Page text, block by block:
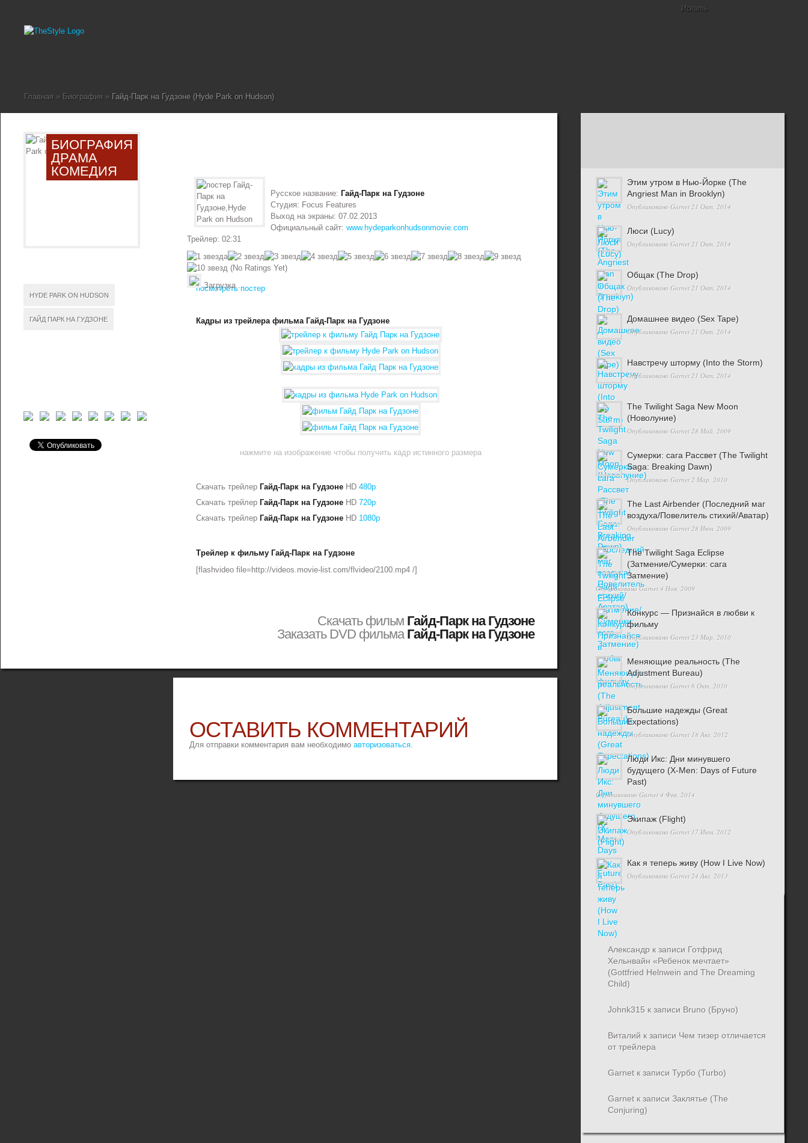
Главная » Биография » Гайд-Парк на Гудзоне (Hyde Park on Hudson)
Этим утром в Нью-Йорке (The
Angriest Man in Brooklyn)
Опубликовано Garnet21 Окт, 2014
Люси (Lucy)
Опубликовано Garnet21 Окт, 2014
Общак (The Drop)
Опубликовано Garnet21 Окт, 2014
Домашнее видео (Sex Tape)
Опубликовано Garnet21 Окт, 2014
Навстречу шторму (Into the Storm)
Опубликовано Garnet21 Окт, 2014
The Twilight Saga New Moon
(Новолуние)
Опубликовано Garnet28 Май, 2009
Сумерки: cага Рассвет (The Twilight
Saga: Breaking Dawn)
Опубликовано Garnet2 Мар, 2010
The Last Airbender (Последний маг
воздуха/Повелитель стихий/Аватар)
Опубликовано Garnet28 Июн, 2009
The Twilight Saga Eclipse
(Затмение/Сумерки: сага
Затмение)
ОпубликованоGarnet4 Ноя, 2009
Конкурс — Признайся в любви к
фильму
Опубликовано Garnet23 Мар, 2010
Меняющие реальность (The
Adjustment Bureau)
Опубликовано Garnet6 Окт, 2010
Большие надежды (Great
Expectations)
Опубликовано Garnet18 Авг, 2012
Люди Икс: Дни минувшего
будущего (X-Men: Days of Future
Past)
Опубликовано Garnet4 Фев, 2014
Экипаж (Flight)
Опубликовано Garnet17 Июн, 2012
Как я теперь живу (How I Live Now)
Опубликовано Garnet24 Авг, 2013
Александр к записи Готфрид
Хельнвайн «Ребенок мечтает»
(Gottfried Helnwein and The Dreaming
Child)
Johnk315 к записи Bruno (Бруно)
Виталий к записи Чем тизер отличается
от трейлера
Garnet к записиТурбо (Turbo)
Garnet к записиЗаклятье (The
Conjuring)
БИОГРАФИЯ
ДРАМА
КОМЕДИЯ
HYDE PARK ON HUDSON
ГАЙД ПАРК НА ГУДЗОНЕ
Русское название: Гайд-Парк на Гудзоне
Студия: Focus Features
Выход на экраны: 07.02.2013
Официальный сайт:www.hydeparkonhudsonmovie.com
Трейлер: 02:31
(No Ratings Yet)
Загрузка...
посмотреть постер
Кадры из трейлера фильма Гайд-Парк на Гудзоне
нажмите на изображение чтобы получить кадр истинного размера
Скачать трейлер Гайд-Парк на Гудзоне HD480p
Скачать трейлер Гайд-Парк на Гудзоне HD720p
Скачать трейлер Гайд-Парк на Гудзоне HD 1080p
Трейлер к фильму Гайд-Парк на Гудзоне
[flashvideo file=http://videos.movie-list.com/flvideo/2100.mp4 /]
Скачать фильм Гайд-Парк на Гудзоне
Заказать DVD фильмаГайд-Парк на Гудзоне
ОСТАВИТЬ КОММЕНТАРИЙ
Для отправки комментария вам необходимо авторизоваться.